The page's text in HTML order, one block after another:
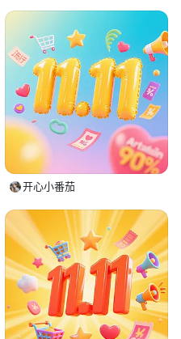
开心小番茄